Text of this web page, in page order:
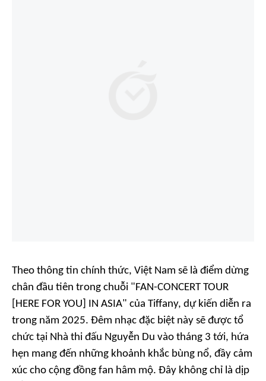
Theo thông tin chính thức, Việt Nam sẽ là điểm dừng
chân đầu tiên trong chuỗi "FAN-CONCERT TOUR
[HERE FOR YOU] IN ASIA" của Tiffany, dự kiến diễn ra
trong năm 2025. Đêm nhạc đặc biệt này sẽ được tổ
chức tại Nhà thi đấu Nguyễn Du vào tháng 3 tới, hứa
hẹn mang đến những khoảnh khắc bùng nổ, đầy cảm
xúc cho cộng đồng fan hâm mộ. Đây không chỉ là dịp